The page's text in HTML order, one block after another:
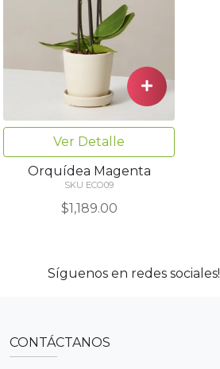
Ver Detalle
Orquídea Magenta
SKU ECO09
$1,189.00
Síguenos en redes sociales!
CONTÁCTANOS